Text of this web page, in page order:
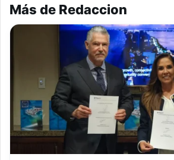
Más de Redaccion